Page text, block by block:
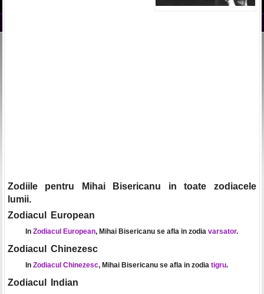
Zodiile pentru Mihai Bisericanu in toate zodiacele
lumii.
Zodiacul European
In Zodiacul European, Mihai Bisericanu se afla in zodia varsator.
Zodiacul Chinezesc
In Zodiacul Chinezesc, Mihai Bisericanu se afla in zodia tigru.
Zodiacul Indian